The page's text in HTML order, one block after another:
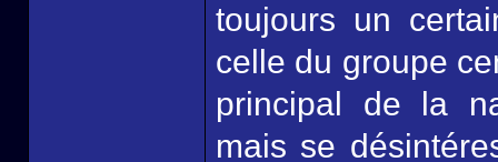
toujours un
celle du groupe
principal de la
mais se